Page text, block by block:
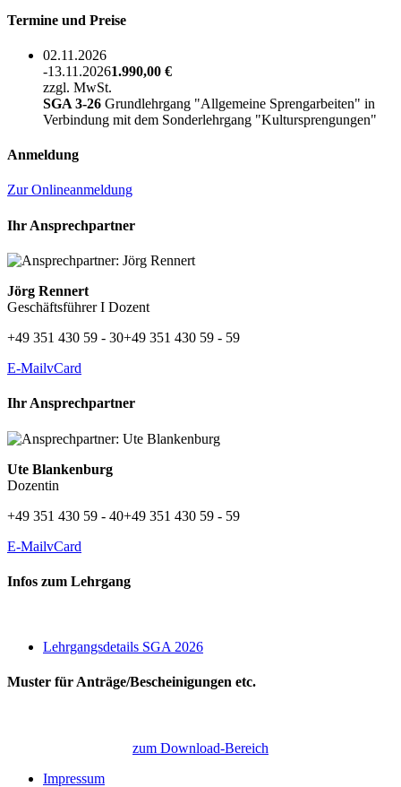
Termine und Preise
02.11.2026
-13.11.20261.990,00 €
zzgl. MwSt.
SGA 3-26 Grundlehrgang "Allgemeine Sprengarbeiten" in
Verbindung mit dem Sonderlehrgang "Kultursprengungen"
Anmeldung
Zur Onlineanmeldung
Ihr Ansprechpartner
Jörg Rennert
Geschäftsführer I Dozent
+49 351 430 59 - 30+49 351 430 59 - 59
E-MailvCard
Ihr Ansprechpartner
Ute Blankenburg
Dozentin
+49 351 430 59 - 40+49 351 430 59 - 59
E-MailvCard
Infos zum Lehrgang
Lehrgangsdetails SGA 2026
Muster für Anträge/Bescheinigungen etc.
zum Download-Bereich
Impressum